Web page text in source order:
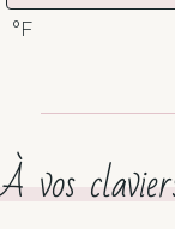
°F
À vos